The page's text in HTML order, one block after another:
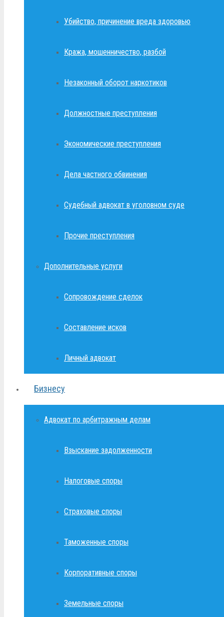
Убийство, причинение вреда здоровью
Кража, мошенничество, разбой
Незаконный оборот наркотиков
Должностные преступления
Экономические преступления
Дела частного обвинения
Судебный адвокат в уголовном суде
Прочие преступления
Дополнительные услуги
Сопровождение сделок
Составление исков
Личный адвокат
Бизнесу
Адвокат по арбитражным делам
Взыскание задолженности
Налоговые споры
Страховые споры
Таможенные споры
Корпоративные споры
Земельные споры